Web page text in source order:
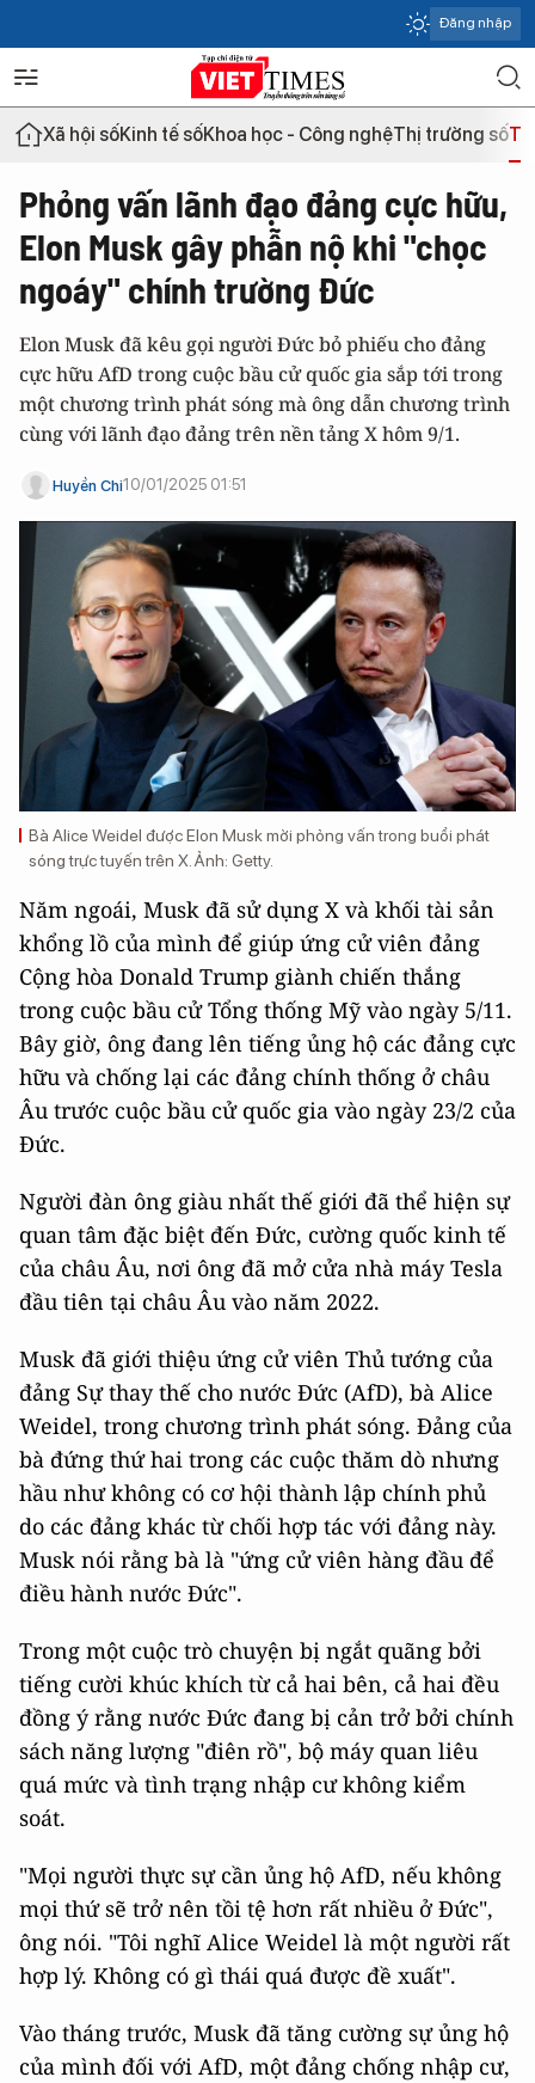
Đăng nhập
Xã hội sốKinh tế sốKhoa học - Công nghệThị trường số
Phỏng vấn lãnh đạo đảng cực hữu,
Elon Musk gây phẫn nộ khi "chọc
ngoáy" chính trường Đức
Elon Musk đã kêu gọi người Đức bỏ phiếu cho đảng
cực hữu AfD trong cuộc bầu cử quốc gia sắp tới trong
một chương trình phát sóng mà ông dẫn chương trình
cùng với lãnh đạo đảng trên nền tảng X hôm 9/1.
Huyền Chi10/01/2025 01:51
Bà Alice Weidel được Elon Musk mời phỏng vấn trong buổi phát
sóng trực tuyến trên X. Ảnh: Getty.
Năm ngoái, Musk đã sử dụng X và khối tài sản
khổng lồ của mình để giúp ứng cử viên đảng
Cộng hòa Donald Trump giành chiến thắng
trong cuộc bầu cử Tổng thống Mỹ vào ngày 5/11.
Bây giờ, ông đang lên tiếng ủng hộ các đảng cực
hữu và chống lại các đảng chính thống ở châu
Âu trước cuộc bầu cử quốc gia vào ngày 23/2 của
Đức.
Người đàn ông giàu nhất thế giới đã thể hiện sự
quan tâm đặc biệt đến Đức, cường quốc kinh tế
của châu Âu, nơi ông đã mở cửa nhà máy Tesla
đầu tiên tại châu Âu vào năm 2022.
Musk đã giới thiệu ứng cử viên Thủ tướng của
đảng Sự thay thế cho nước Đức (AfD), bà Alice
Weidel, trong chương trình phát sóng. Đảng của
bà đứng thứ hai trong các cuộc thăm dò nhưng
hầu như không có cơ hội thành lập chính phủ
do các đảng khác từ chối hợp tác với đảng này.
Musk nói rằng bà là "ứng cử viên hàng đầu để
điều hành nước Đức".
Trong một cuộc trò chuyện bị ngắt quãng bởi
tiếng cười khúc khích từ cả hai bên, cả hai đều
đồng ý rằng nước Đức đang bị cản trở bởi chính
sách năng lượng "điên rồ", bộ máy quan liêu
quá mức và tình trạng nhập cư không kiểm
soát.
"Mọi người thực sự cần ủng hộ AfD, nếu không
mọi thứ sẽ trở nên tồi tệ hơn rất nhiều ở Đức",
ông nói. "Tôi nghĩ Alice Weidel là một người rất
hợp lý. Không có gì thái quá được đề xuất".
Vào tháng trước, Musk đã tăng cường sự ủng hộ
của mình đối với AfD, một đảng chống nhập cư,